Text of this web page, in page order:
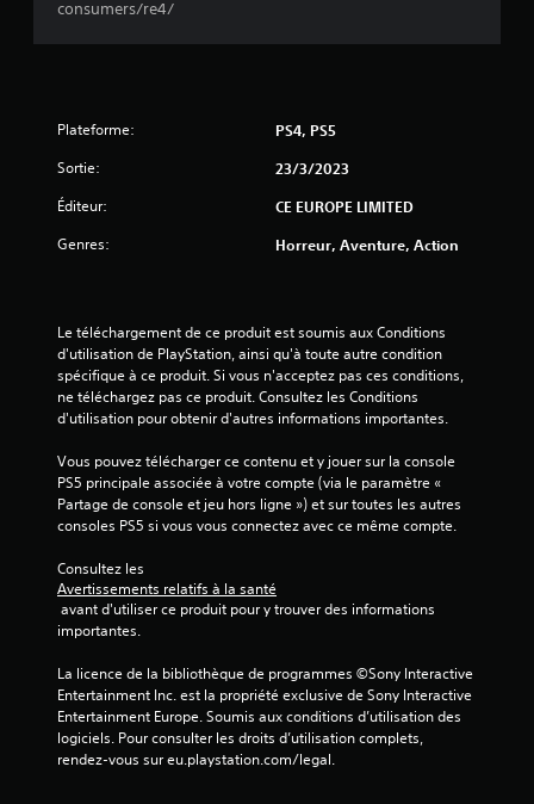
u
5
(
8
2
s
)
consumers/re4/
Plateforme: PS4, PS5
Sortie: 23/3/2023
Éditeur: CE EUROPE LIMITED
Genres: Horreur, Aventure, Action
Le téléchargement de ce produit est soumis aux Conditions
d'utilisation de PlayStation, ainsi qu'à toute autre condition
spécifique à ce produit. Si vous n'acceptez pas ces conditions,
ne téléchargez pas ce produit. Consultez les Conditions
d'utilisation pour obtenir d'autres informations importantes.
Vous pouvez télécharger ce contenu et y jouer sur la console
PS5 principale associée à votre compte (via le paramètre «
Partage de console et jeu hors ligne ») et sur toutes les autres
consoles PS5 si vous vous connectez avec ce même compte.
Consultez les
Avertissements relatifs à la santé
importantes.
La licence de la bibliothèque de programmes ©Sony Interactive
Entertainment Inc. est la propriété exclusive de Sony Interactive
Entertainment Europe. Soumis aux conditions d’utilisation des
logiciels. Pour consulter les droits d’utilisation complets,
rendez-vous sur eu.playstation.com/legal.